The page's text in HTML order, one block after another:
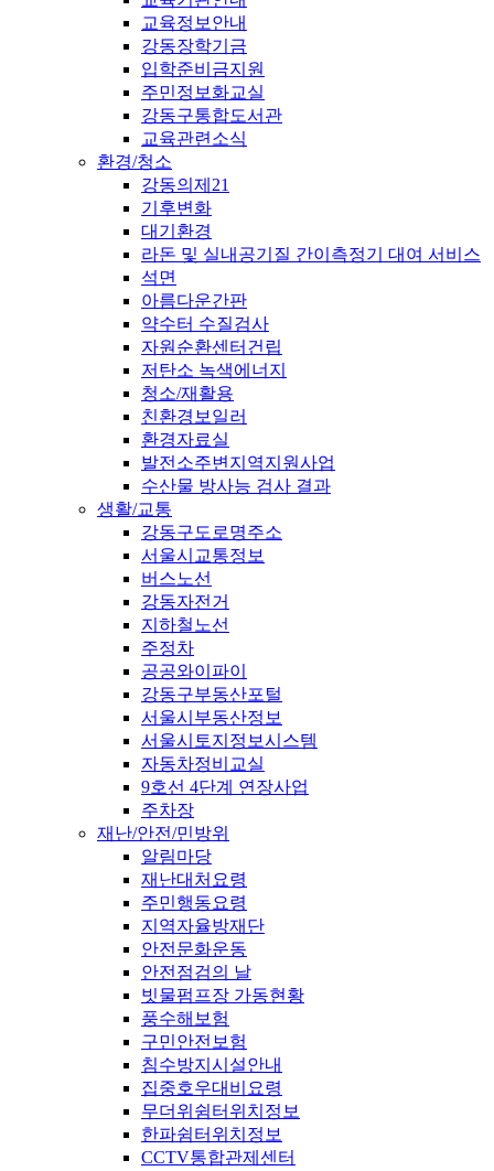
교육정보안내
강동장학기금
입학준비금지원
주민정보화교실
강동구통합도서관
교육관련소식
환경/청소
강동의제21
기후변화
대기환경
라돈 및 실내공기질 간이측정기 대여 서비스
석면
아름다운간판
약수터 수질검사
자원순환센터건립
저탄소 녹색에너지
청소/재활용
친환경보일러
환경자료실
발전소주변지역지원사업
수산물 방사능 검사 결과
생활/교통
강동구도로명주소
서울시교통정보
버스노선
강동자전거
지하철노선
주정차
공공와이파이
강동구부동산포털
서울시부동산정보
서울시토지정보시스템
자동차정비교실
9호선 4단계 연장사업
주차장
재난/안전/민방위
알림마당
재난대처요령
주민행동요령
지역자율방재단
안전문화운동
안전점검의 날
빗물펌프장 가동현황
풍수해보험
구민안전보험
침수방지시설안내
집중호우대비요령
무더위쉼터위치정보
한파쉼터위치정보
CCTV통합관제센터